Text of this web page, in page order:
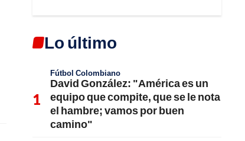
Lo último
Fútbol Colombiano
David González: "América es un
equipo que compite, que se le nota
el hambre; vamos por buen
camino"